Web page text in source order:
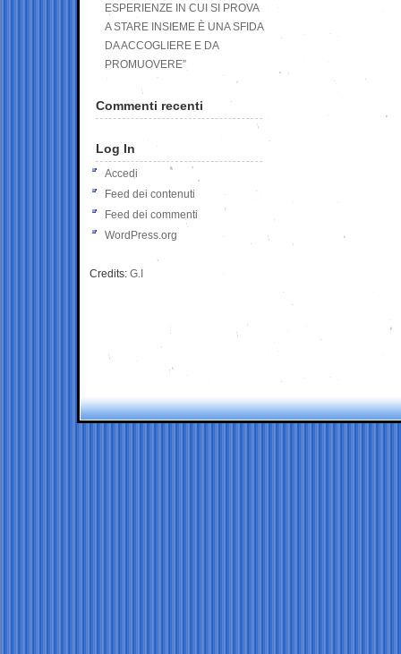
ESPERIENZE IN CUI SI PROVA
A STARE INSIEME È UNA SFIDA
DA ACCOGLIERE E DA
PROMUOVERE”
Commenti recenti
Log In
Accedi
Feed dei contenuti
Feed dei commenti
WordPress.org
Credits: G.I